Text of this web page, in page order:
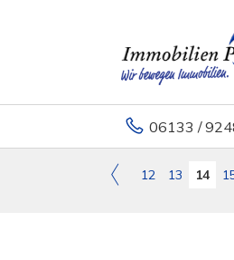
06133 /
12 13 14